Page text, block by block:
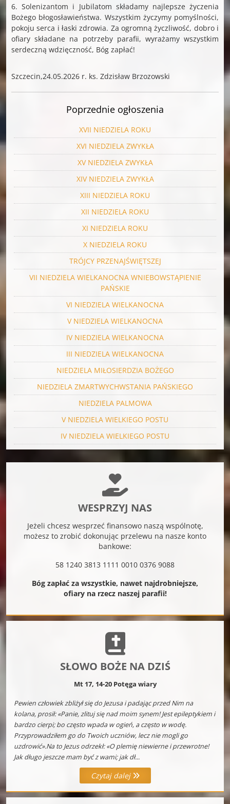
WESPRZYJ NAS
Jeżeli chcesz wesprzeć finansowo naszą wspólnotę,
możesz to zrobić dokonując przelewu na nasze konto
bankowe:
58 1240 3813 1111 0010 0376 9088
Bóg zapłać za wszystkie, nawet najdrobniejsze,
ofiary na rzecz naszej parafii!
SŁOWO BOŻE NA DZIŚ
Mt 17, 14-20 Potęga wiary
Pewien człowiek zbliżył się do Jezusa i padając przed Nim na
kolana, prosił: «Panie, zlituj się nad moim synem! Jest epileptykiem i
bardzo cierpi; bo często wpada w ogień, a często w wodę.
Przyprowadziłem go do Twoich uczniów, lecz nie mogli go
uzdrowić».Na to Jezus odrzekł: «O plemię niewierne i przewrotne!
Jak długo jeszcze mam być z wami; jak dł...
Czytaj dalej
6. Solenizantom i Jubilatom składamy najlepsze życzenia
Bożego błogosławieństwa. Wszystkim życzymy pomyślności,
pokoju serca i łaski zdrowia. Za ogromną życzliwość, dobro i
ofiary składane na potrzeby parafii, wyrażamy wszystkim
serdeczną wdzięczność, Bóg zapłać!
Szczecin,24.05.2026 r. ks. Zdzisław Brzozowski
Poprzednie ogłoszenia
XVII NIEDZIELA ROKU
XVI NIEDZIELA ZWYKŁA
XV NIEDZIELA ZWYKŁA
XIV NIEDZIELA ZWYKŁA
XIII NIEDZIELA ROKU
XII NIEDZIELA ROKU
XI NIEDZIELA ROKU
X NIEDZIELA ROKU
TRÓJCY PRZENAJŚWIĘTSZEJ
VII NIEDZIELA WIELKANOCNA WNIEBOWSTĄPIENIE
PAŃSKIE
VI NIEDZIELA WIELKANOCNA
V NIEDZIELA WIELKANOCNA
IV NIEDZIELA WIELKANOCNA
III NIEDZIELA WIELKANOCNA
NIEDZIELA MIŁOSIERDZIA BOŻEGO
NIEDZIELA ZMARTWYCHWSTANIA PAŃSKIEGO
NIEDZIELA PALMOWA
V NIEDZIELA WIELKIEGO POSTU
IV NIEDZIELA WIELKIEGO POSTU